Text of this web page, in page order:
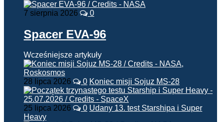
7 sierpnia 2026 0
Spacer EVA-96
Wcześniejsze artykuły
28 lipca 2026 0 Koniec misji Sojuz MS-28
25 lipca 2026 0 Udany 13. test Starshipa i Super
Heavy